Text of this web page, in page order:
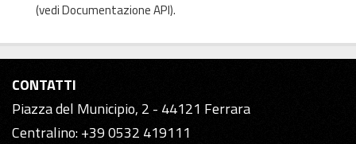
(vediDocumentazione API).
CONTATTI
Piazza del Municipio, 2 - 44121 Ferrara
Centralino: +39 0532 419111